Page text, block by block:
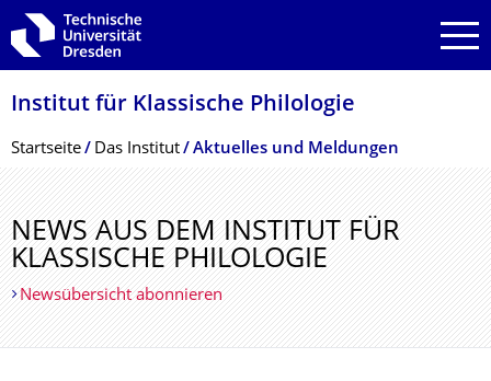
Zur Hauptnavigation springen
Zur Suche springen
Zum Inhalt springen
Institut für Klassische Philologie
Breadcrumb-Menü
Startseite Das Institut Aktuelles und Meldungen
NEWS AUS DEM INSTITUT FÜR
KLASSISCHE PHILOLOGIE
Newsübersicht abonnieren